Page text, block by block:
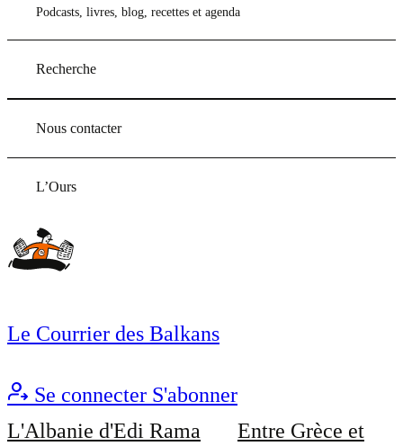
Podcasts, livres, blog, recettes et agenda
Recherche
Nous contacter
L’Ours
Le Courrier des Balkans
Se connecter S'abonner
L'Albanie d'Edi Rama
Entre Grèce et